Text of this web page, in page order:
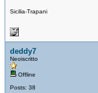
Sicilia-Trapani
deddy7
Neoiscritto
Offline
Posts: 38